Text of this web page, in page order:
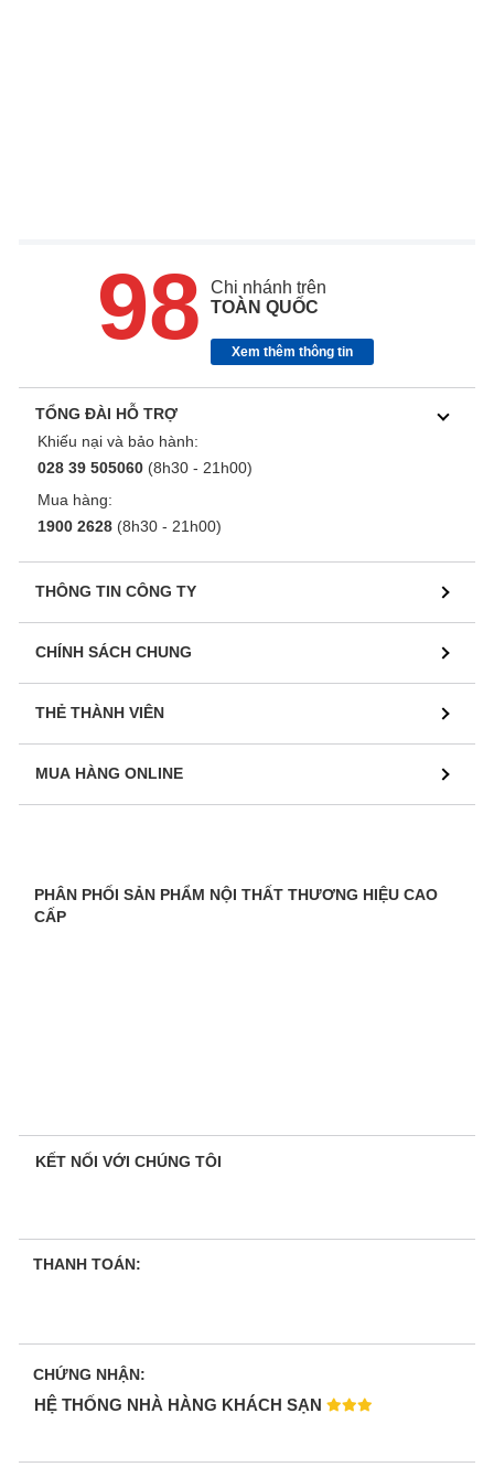
98
Chi nhánh trên
TOÀN QUỐC
Xem thêm thông tin
TỔNG ĐÀI HỖ TRỢ
Khiếu nại và bảo hành:
028 39 505060 (8h30 - 21h00)
Mua hàng:
1900 2628 (8h30 - 21h00)
THÔNG TIN CÔNG TY
CHÍNH SÁCH CHUNG
THẺ THÀNH VIÊN
MUA HÀNG ONLINE
PHÂN PHỐI SẢN PHẨM NỘI THẤT THƯƠNG HIỆU CAO
CẤP
HỆ THỐNG NHÀ HÀNG KHÁCH SẠN
KẾT NỐI VỚI CHÚNG TÔI
THANH TOÁN:
CHỨNG NHẬN: